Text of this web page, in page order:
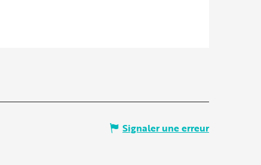
Signaler une erreur